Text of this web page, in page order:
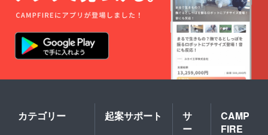
カテゴリー 起案サポート
サ
ー
CAMP
FIRE